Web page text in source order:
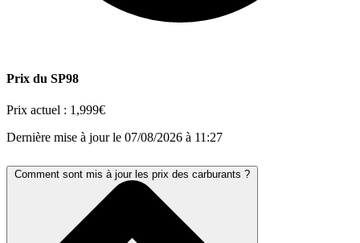
Prix du SP98
Prix actuel : 1,999€
Dernière mise à jour le 07/08/2026 à 11:27
Comment sont mis à jour les prix des carburants ?